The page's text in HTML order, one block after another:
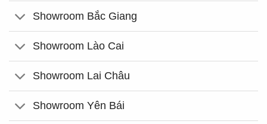
Showroom Bắc Giang
Showroom Lào Cai
Showroom Lai Châu
Showroom Yên Bái